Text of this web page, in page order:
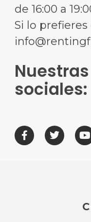
de 16:00 a
Si lo
sociales: